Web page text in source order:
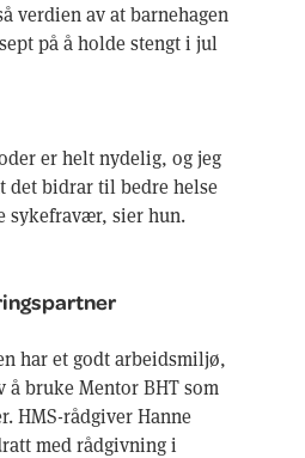
verdien av at barnehagen
på å holde stengt i jul
er helt nydelig, og jeg
det bidrar til bedre helse
sykefravær, sier hun.
har et godt arbeidsmiljø,
å bruke Mentor BHT som
HMS-rådgiver Hanne
med rådgivning i